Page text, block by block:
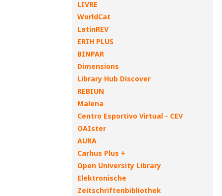
LIVRE
WorldCat
LatinREV
ERIH PLUS
BINPAR
Dimensions
Library Hub Discover
REBIUN
Malena
Centro Esportivo Virtual - CEV
OAIster
AURA
Carhus Plus +
Open University Library
Elektronische
Zeitschriftenbibliothek